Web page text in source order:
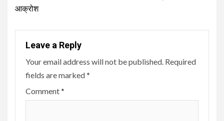
आक्रोश
Leave a Reply
Your email address will not be published. Required
fields are marked*
Comment*